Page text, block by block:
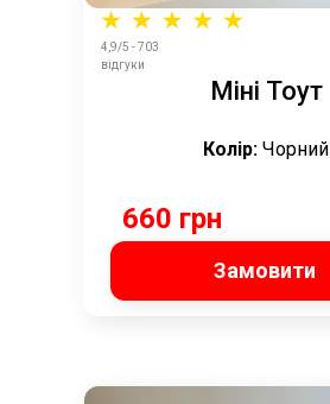
660 грн
Міні Тоут
Колір: Чорний
Замовити
4,9/5 - 703
відгуки